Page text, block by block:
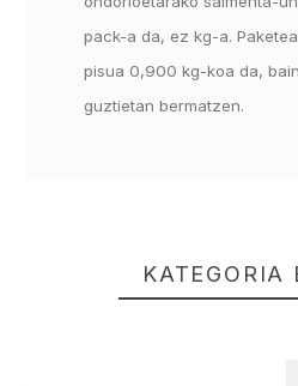
pack-a da, ez kg-a.
pisua 0,900 kg-koa da,
guztietan bermatzen.
KATEGORIA